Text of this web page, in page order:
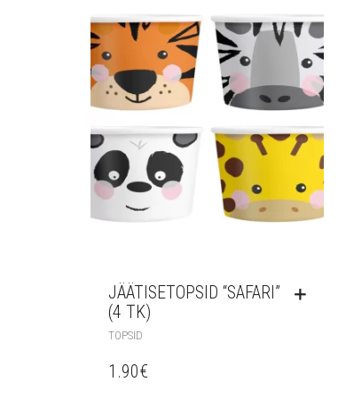
JÄÄTISETOPSID “SAFARI”
(4 TK)
TOPSID
1.90€